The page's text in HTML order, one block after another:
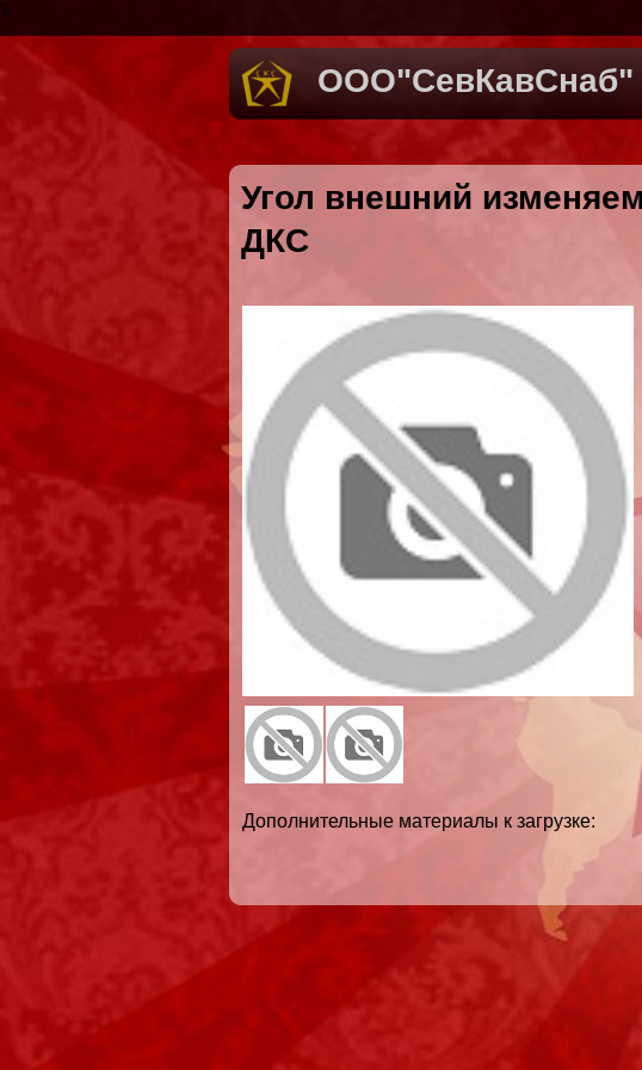
1
ООО"СевКавСнаб"
Угол внешний
ДКС
Дополнительные материалы к загрузке: